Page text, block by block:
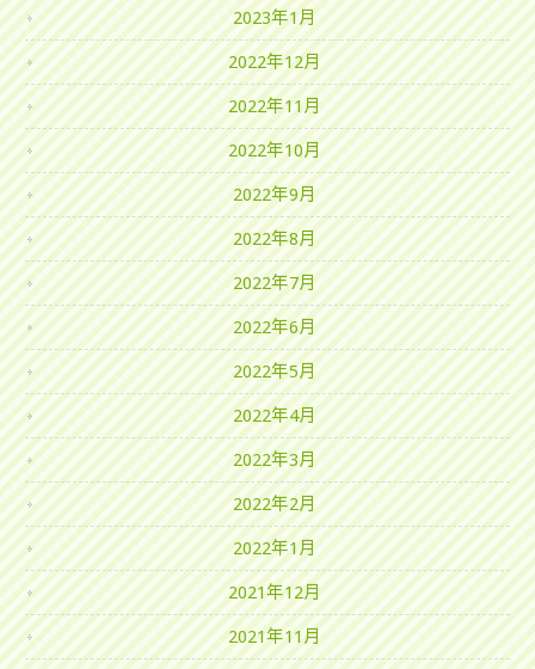
2023年1月
2022年12月
2022年11月
2022年10月
2022年9月
2022年8月
2022年7月
2022年6月
2022年5月
2022年4月
2022年3月
2022年2月
2022年1月
2021年12月
2021年11月